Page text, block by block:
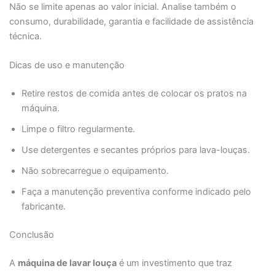
Não se limite apenas ao valor inicial. Analise também o
consumo, durabilidade, garantia e facilidade de assistência
técnica.
Dicas de uso e manutenção
Retire restos de comida antes de colocar os pratos na
máquina.
Limpe o filtro regularmente.
Use detergentes e secantes próprios para lava-louças.
Não sobrecarregue o equipamento.
Faça a manutenção preventiva conforme indicado pelo
fabricante.
Conclusão
A máquina de lavar louçaé um investimento que traz